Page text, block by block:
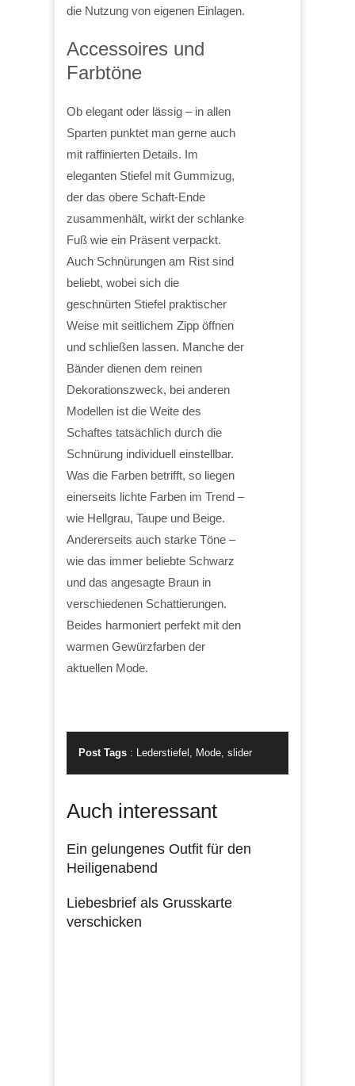
die Nutzung von eigenen Einlagen.
Accessoires und
Farbtöne
Ob elegant oder lässig – in allen
Sparten punktet man gerne auch
mit raffinierten Details. Im
eleganten Stiefel mit Gummizug,
der das obere Schaft-Ende
zusammenhält, wirkt der schlanke
Fuß wie ein Präsent verpackt.
Auch Schnürungen am Rist sind
beliebt, wobei sich die
geschnürten Stiefel praktischer
Weise mit seitlichem Zipp öffnen
und schließen lassen. Manche der
Bänder dienen dem reinen
Dekorationszweck, bei anderen
Modellen ist die Weite des
Schaftes tatsächlich durch die
Schnürung individuell einstellbar.
Was die Farben betrifft, so liegen
einerseits lichte Farben im Trend –
wie Hellgrau, Taupe und Beige.
Andererseits auch starke Töne –
wie das immer beliebte Schwarz
und das angesagte Braun in
verschiedenen Schattierungen.
Beides harmoniert perfekt mit den
warmen Gewürzfarben der
aktuellen Mode.
Post Tags : Lederstiefel Mode slider
Auch interessant
Ein gelungenes Outfit für den
Heiligenabend
Liebesbrief als Grusskarte
verschicken